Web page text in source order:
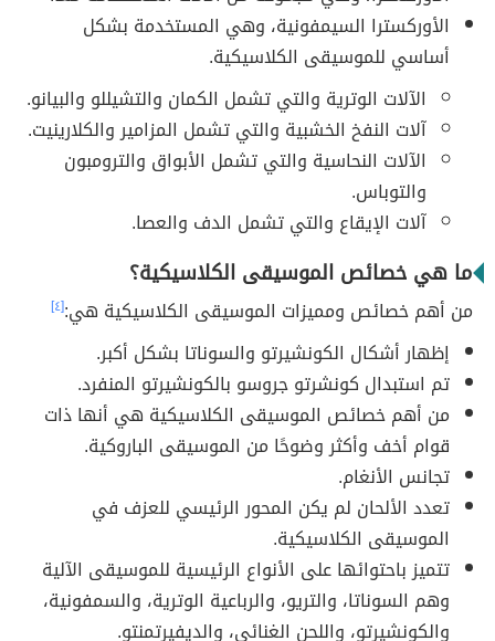
الأوركسترا السيمفونية، وهي المستخدمة بشكل
أساسي للموسيقى الكلاسيكية.
الآلات الوترية والتي تشمل الكمان والتشيللو والبيانو.
آلات النفخ الخشبية والتي تشمل المزامير والكلارينيت.
الآلات النحاسية والتي تشمل الأبواق والترومبون
والتوباس.
آلات الإيقاع والتي تشمل الدف والعصا.
ما هي خصائص الموسيقى الكلاسيكية؟
من أهم خصائص ومميزات الموسيقى الكلاسيكية هي:[٤]
إظهار أشكال الكونشيرتو والسوناتا بشكل أكبر.
تم استبدال كونشرتو جروسو بالكونشيرتو المنفرد.
من أهم خصائص الموسيقى الكلاسيكية هي أنها ذات
قوام أخف وأكثر وضوحًا من الموسيقى الباروكية.
تجانس الأنغام.
تعدد الألحان لم يكن المحور الرئيسي للعزف في
الموسيقى الكلاسيكية.
تتميز باحتوائها على الأنواع الرئيسية للموسيقى الآلية
وهم السوناتا، والتريو، والرباعية الوترية، والسمفونية،
والكونشيرتو، واللحن الغنائي، والديفيرتمنتو.